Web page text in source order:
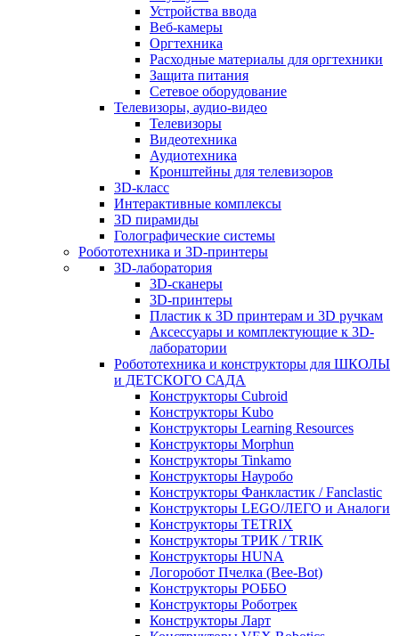
Устройства ввода
Веб-камеры
Оргтехника
Расходные материалы для оргтехники
Защита питания
Сетевое оборудование
Телевизоры, аудио-видео
Телевизоры
Видеотехника
Аудиотехника
Кронштейны для телевизоров
3D-класс
Интерактивные комплексы
3D пирамиды
Голографические системы
Робототехника и 3D-принтеры
3D-лаборатория
3D-сканеры
3D-принтеры
Пластик к 3D принтерам и 3D ручкам
Аксессуары и комплектующие к 3D-
лаборатории
Робототехника и конструкторы для ШКОЛЫ
и ДЕТСКОГО САДА
Конструкторы Cubroid
Конструкторы Kubo
Конструкторы Learning Resources
Конструкторы Morphun
Конструкторы Tinkamo
Конструкторы Науробо
Конструкторы Фанкластик / Fanclastic
Конструкторы LEGO/ЛЕГО и Аналоги
Конструкторы TETRIX
Конструкторы ТРИК / TRIK
Конструкторы HUNA
Логоробот Пчелка (Bee-Bot)
Конструкторы РОББО
Конструкторы Роботрек
Конструкторы Ларт